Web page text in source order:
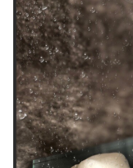
LUXE ET LA BEAUTÉ EN Y
AJOUTANT MON PETIT
GRAIN DE FOLIE ET MES
PETITS TUYAUX…